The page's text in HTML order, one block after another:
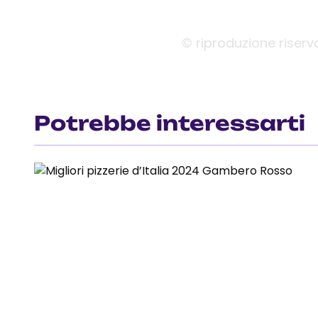
© riproduzione
Potrebbe interessarti